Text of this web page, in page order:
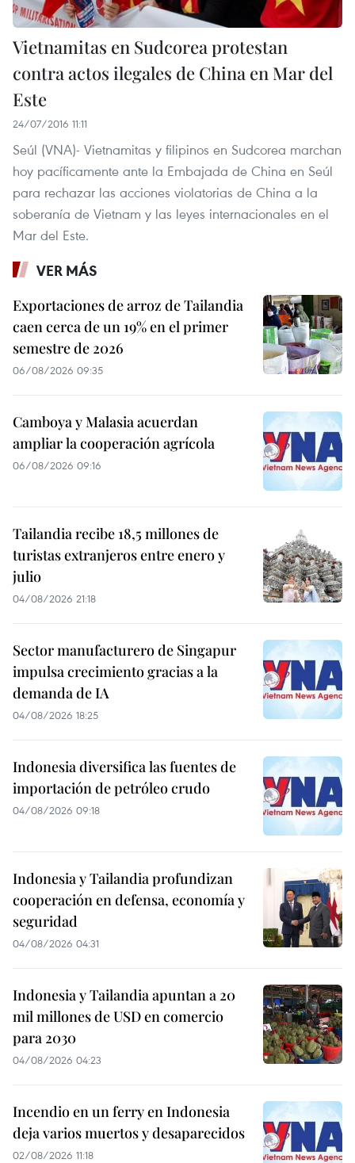
Vietnamitas en Sudcorea protestan
contra actos ilegales de China en Mar del
Este
24/07/2016 11:11
Seúl​ (VNA)- Vietnamitas y filipinos en Sudcorea marchan
hoy pacíficamente ante la Embajada de China en Seúl
para rechazar las acciones violatorias de China a la
soberanía de Vietnam y las leyes internacionales en el
Mar del Este.
VER MÁS
Exportaciones de arroz de Tailandia
caen cerca de un 19% en el primer
semestre de 2026
06/08/2026 09:35
Camboya y Malasia acuerdan
ampliar la cooperación agrícola
06/08/2026 09:16
Tailandia recibe 18,5 millones de
turistas extranjeros entre enero y
julio
04/08/2026 21:18
Sector manufacturero de Singapur
impulsa crecimiento gracias a la
demanda de IA
04/08/2026 18:25
Indonesia diversifica las fuentes de
importación de petróleo crudo
04/08/2026 09:18
Indonesia y Tailandia profundizan
cooperación en defensa, economía y
seguridad
04/08/2026 04:31
Indonesia y Tailandia apuntan a 20
mil millones de USD en comercio
para 2030
04/08/2026 04:23
Incendio en un ferry en Indonesia
deja varios muertos y desaparecidos
02/08/2026 11:18